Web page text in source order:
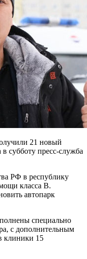
21 новый
субботу пресс-служба
РФ в республику
класса В.
автопарк
специально
с дополнительным
клиники 15